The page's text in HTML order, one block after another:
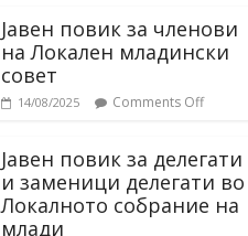
Јавен повик за членови
на Локален младински
совет
14/08/2025 Comments Off
Јавен повик за делегати
и заменици делегати во
Локалното собрание на
млади